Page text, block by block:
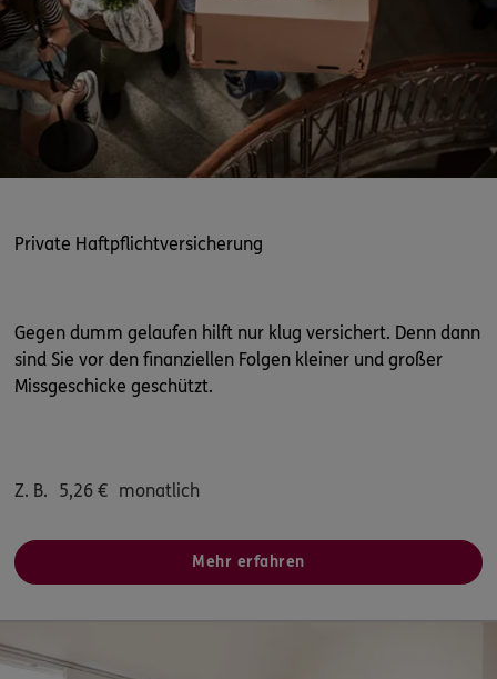
Private Haftpflichtversicherung
Gegen dumm gelaufen hilft nur klug versichert. Denn dann
sind Sie vor den finanziellen Folgen kleiner und großer
Missgeschicke geschützt.
Z. B. 5,26 € monatlich
Mehr erfahren